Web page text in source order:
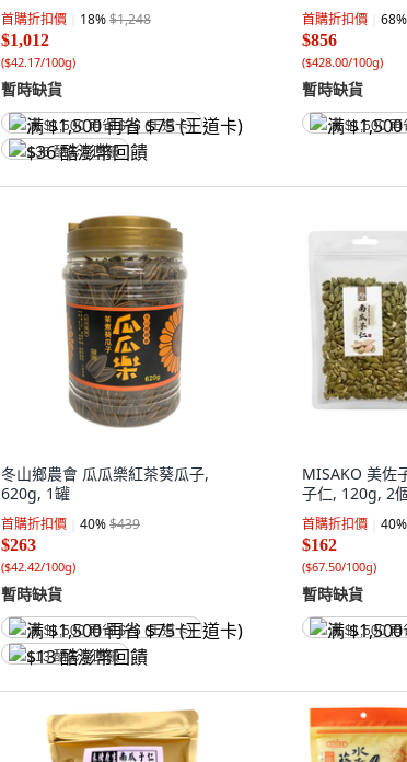
首購折扣價 18%$1,248
$1,012
($42.17/100g)
暫時缺貨
满 $1,500 再省 $75 (王道卡)
$36 酷澎幣回饋
首購折扣價 68%
$856
($428.00/100g)
暫時缺貨
满 $1,500 再
冬山鄉農會 瓜瓜樂紅茶葵瓜子,
620g, 1罐
首購折扣價 40%$439
$263
($42.42/100g)
暫時缺貨
满 $1,500 再省 $75 (王道卡)
$13 酷澎幣回饋
MISAKO 美佐
子仁, 120g, 2
首購折扣價 40%
$162
($67.50/100g)
暫時缺貨
满 $1,500 再